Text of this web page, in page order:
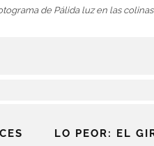
de Pálida luz en las
LO PEOR: EL